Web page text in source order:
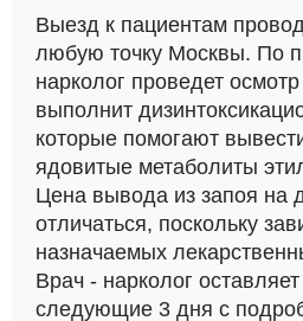
Выезд к пациентам
любую точку Москвы. По
нарколог проведет
выполнит
которые помогают
ядовитые метаболиты
Цена вывода из запоя на
отличаться, поскольку
назначаемых
Врач - нарколог
следующие 3 дня с